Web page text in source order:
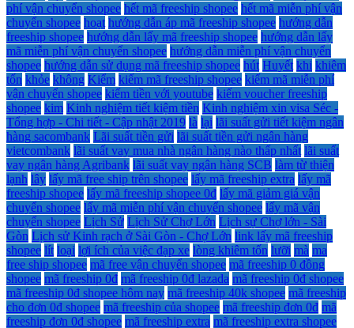
phí vận chuyển shopee hết mã freeship shopee hết mã miễn phí vận
chuyển shopee hoạt hướng dẫn áp mã freeship shopee hướng dẫn
freeship shopee hướng dẫn lấy mã freeship shopee hướng dẫn lấy
mã miễn phí vận chuyển shopee hướng dẫn miễn phí vận chuyển
shopee hướng dẫn sử dụng mã freeship shopee hút Huyết khi khiêm
tốn khỏe không Kiểm kiếm mã freeship shopee kiếm mã miễn phí
vận chuyển shopee kiếm tiền với youtube kiếm voucher freeship
shopee kim Kinh nghiệm tiết kiệm tiền Kinh nghiệm xin visa Séc -
Tổng hợp - Chi tiết - Cập nhật 2019 là lại lãi suất gửi tiết kiệm ngân
hàng sacombank Lãi suất tiền gửi lãi suất tiền gửi ngân hàng
vietcombank lãi suất vay mua nhà ngân hàng nào thấp nhất lãi suất
vay ngân hàng Agribank lãi suất vay ngân hàng SCB làm từ thiện
lạnh lây lấy mã free ship trên shopee lấy mã freeship extra lấy mã
freeship shopee lấy mã freeship shopee 0đ lấy mã giảm giá vận
chuyển shopee lấy mã miễn phí vận chuyển shopee lấy mã vận
chuyển shopee Lịch Sử Lịch Sử Chợ Lớn Lịch sự Chợ lớn - Sài
Gòn Lịch sử Kinh rạch ở Sài Gòn - Chợ Lớn link lấy mã freeship
shopee lít loại lợi ích của việc đạp xe lòng khiêm tốn lưỡi mà ma
free ship shopee mã free vận chuyển shopee mã freeship 0 đồng
shopee mã freeship 0đ mã freeship 0đ lazada mã freeship 0đ shopee
mã freeship 0đ shopee hôm nay mã freeship 40k shopee mã freeship
cho đơn 0đ shopee mã freeship của shopee mã freeship đơn 0đ mã
freeship đơn 0đ shopee mã freeship extra mã freeship extra shopee